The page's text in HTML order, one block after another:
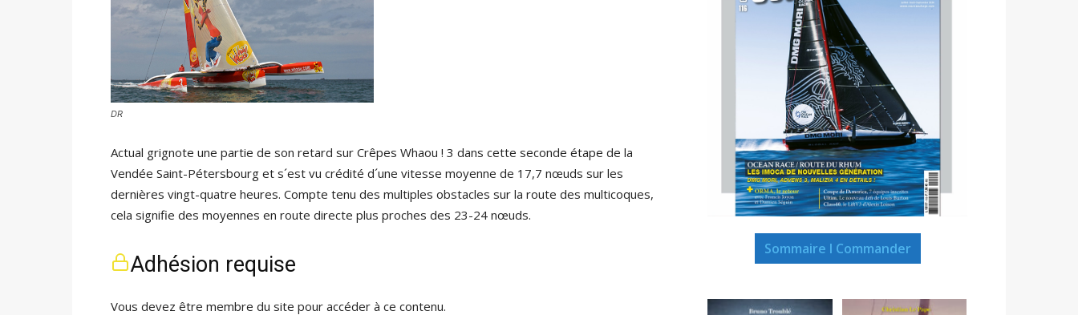
DR
Actual grignote une partie de son retard sur Crêpes Whaou ! 3 dans cette seconde étape de la
Vendée Saint-Pétersbourg et s´est vu crédité d´une vitesse moyenne de 17,7 nœuds sur les
dernières vingt-quatre heures. Compte tenu des multiples obstacles sur la route des multicoques,
cela signifie des moyennes en route directe plus proches des 23-24 nœuds.
Adhésion requise
Vous devez être membre du site pour accéder à ce contenu.
Sommaire I Commander